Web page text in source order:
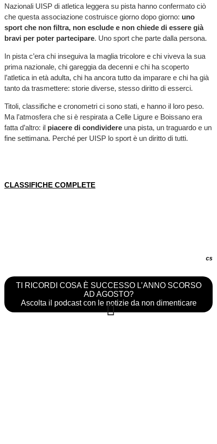
Nazionali UISP di atletica leggera su pista hanno confermato ciò
che questa associazione costruisce giorno dopo giorno: uno
sport che non filtra, non esclude e non chiede di essere già
bravi per poter partecipare. Uno sport che parte dalla persona.
In pista c’era chi inseguiva la maglia tricolore e chi viveva la sua
prima nazionale, chi gareggia da decenni e chi ha scoperto
l’atletica in età adulta, chi ha ancora tutto da imparare e chi ha già
tanto da trasmettere: storie diverse, stesso diritto di esserci.
Titoli, classifiche e cronometri ci sono stati, e hanno il loro peso.
Ma l’atmosfera che si è respirata a Celle Ligure e Boissano era
fatta d’altro: il piacere di condividereuna pista, un traguardo e un
fine settimana. Perché per UISP lo sport è un diritto di tutti.
CLASSIFICHE COMPLETE
cs
TI RICORDI COSA È SUCCESSO L’ANNO SCORSO
AD AGOSTO?
Ascolta il podcast con le notizie da non dimenticare